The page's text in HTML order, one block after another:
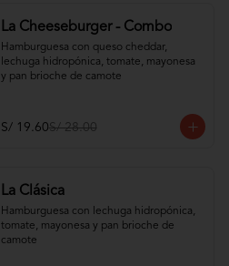
La Cheeseburger - Combo
Hamburguesa con queso cheddar,
lechuga hidropónica, tomate, mayonesa
y pan brioche de camote
S/ 19.60S/ 28.00
La Clásica
Hamburguesa con lechuga hidropónica,
tomate, mayonesa y pan brioche de
camote